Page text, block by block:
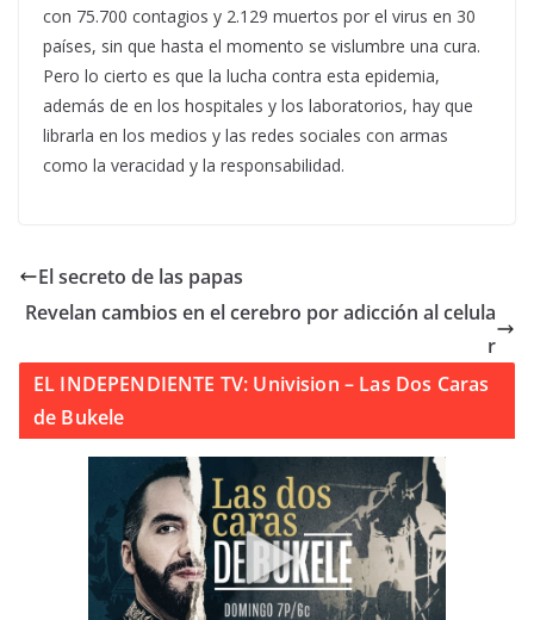
con 75.700 contagios y 2.129 muertos por el virus en 30
países, sin que hasta el momento se vislumbre una cura.
Pero lo cierto es que la lucha contra esta epidemia,
además de en los hospitales y los laboratorios, hay que
librarla en los medios y las redes sociales con armas
como la veracidad y la responsabilidad.
El secreto de las papas
Revelan cambios en el cerebro por adicción al celula
r
EL INDEPENDIENTE TV: Univision – Las Dos Caras
de Bukele